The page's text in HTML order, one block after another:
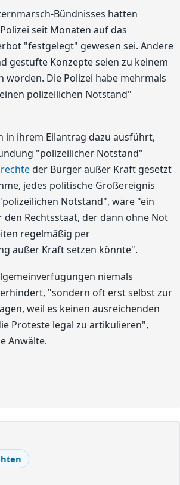
Bündnisses hatten
seit Monaten auf das
"festgelegt" gewesen sei. Andere
gestufte Konzepte seien zu keinem
worden. Die Polizei habe mehrmals
polizeilichen Notstand"
in ihrem Eilantrag dazu ausführt,
"polizeilicher Notstand"
der Bürger außer Kraft gesetzt
jedes politische Großereignis
Notstand", wäre "ein
Rechtsstaat, der dann ohne Not
regelmäßig per
außer Kraft setzen könnte".
niemals
"sondern oft erst selbst zur
weil es keinen ausreichenden
Proteste legal zu artikulieren",
Anwälte.